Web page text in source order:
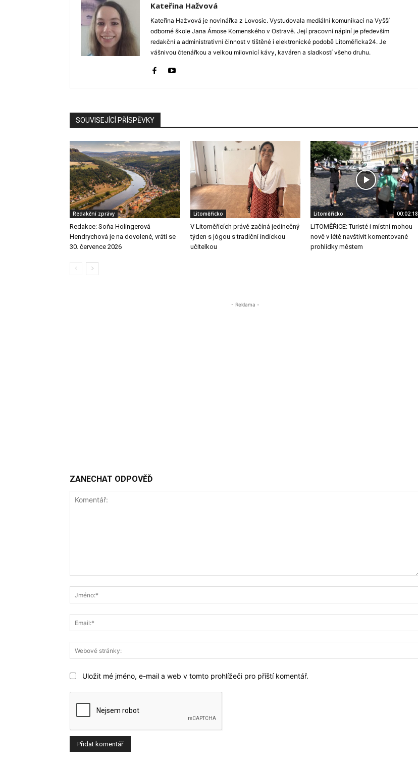
Kateřina Hažvová
Kateřina Hažvová je novinářka z Lovosic. Vystudovala mediální komunikaci na Vyšší
odborné škole Jana Ámose Komenského v Ostravě. Její pracovní náplní je především
redakční a administrativní činnost v tištěné i elektronické podobě Litoměřicka24. Je
vášnivou čtenářkou a velkou milovnicí kávy, kaváren a sladkostí všeho druhu.
SOUVISEJÍCÍ PŘÍSPĚVKY
Redakční zprávy
Redakce: Soňa Holingerová
Hendrychová je na dovolené, vrátí se
30. července 2026
Litoměřicko
V Litoměřicích právě začíná jedinečný
týden s jógou s tradiční indickou
učitelkou
Litoměřicko 00:02:18
LITOMĚŘICE: Turisté i místní mohou
nově v létě navštívit komentované
prohlídky městem
- Reklama -
ZANECHAT ODPOVĚĎ
Uložit mé jméno, e-mail a web v tomto prohlížeči pro příští komentář.